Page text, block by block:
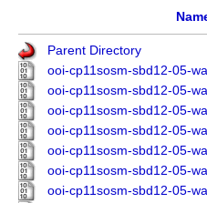
Parent Directory
ooi-cp11sosm-sbd12-05-
ooi-cp11sosm-sbd12-05-
ooi-cp11sosm-sbd12-05-
ooi-cp11sosm-sbd12-05-
ooi-cp11sosm-sbd12-05-
ooi-cp11sosm-sbd12-05-
ooi-cp11sosm-sbd12-05-